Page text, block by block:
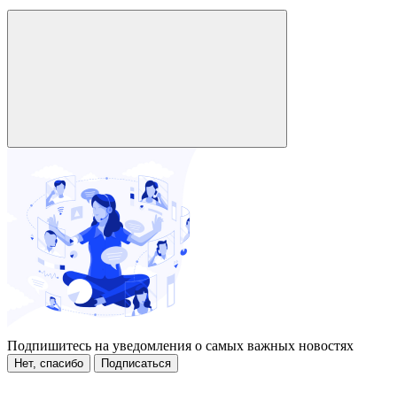
Подпишитесь на уведомления о самых важных новостях
Нет, спасибо Подписаться